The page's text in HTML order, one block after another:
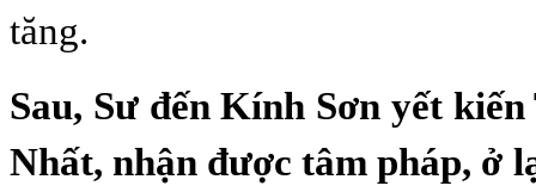
tăng.
Sau, Sư đến Kính Sơn yết
Nhất, nhận được tâm pháp, ở